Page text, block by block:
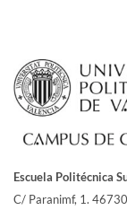
Escuela Politécnica
C/ Paranimf, 1.